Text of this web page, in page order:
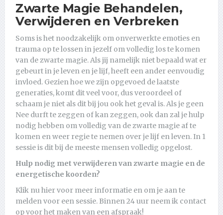
Zwarte Magie Behandelen,
Verwijderen en Verbreken
Soms is het noodzakelijk om onverwerkte emoties en
trauma op te lossen in jezelf om volledig los te komen
van de zwarte magie. Als jij namelijk niet bepaald wat er
gebeurt in je leven en je lijf, heeft een ander eenvoudig
invloed. Gezien hoe we zijn opgevoed de laatste
generaties, komt dit veel voor, dus veroordeel of
schaam je niet als dit bij jou ook het geval is. Als je geen
Nee durft te zeggen of kan zeggen, ook dan zal je hulp
nodig hebben om volledig van de zwarte magie af te
komen en weer regie te nemen over je lijf en leven. In 1
sessie is dit bij de meeste mensen volledig opgelost.
Hulp nodig met verwijderen van zwarte magie en de
energetische koorden?
Klik nu hier voor meer informatie en om je aan te
melden voor een sessie. Binnen 24 uur neem ik contact
op voor het maken van een afspraak!